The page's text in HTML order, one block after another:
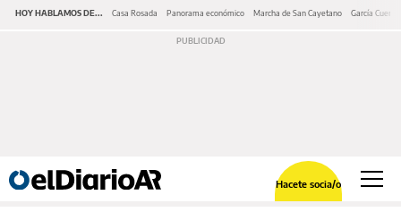
HOY HABLAMOS DE... Casa Rosada Panorama económico Marcha de San Cayetano García Cuerva
Hacete socia/o